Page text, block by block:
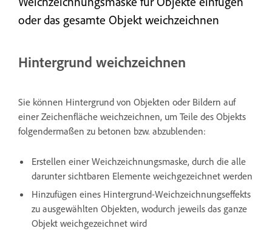
oder das gesamte Objekt weichzeichnen
Hintergrund weichzeichnen
Sie können Hintergrund von Objekten oder Bildern auf
einer Zeichenfläche weichzeichnen, um Teile des Objekts
folgendermaßen zu betonen bzw. abzublenden:
Erstellen einer Weichzeichnungsmaske, durch die alle
darunter sichtbaren Elemente weichgezeichnet werden
Hinzufügen eines Hintergrund-Weichzeichnungseffekts
zu ausgewählten Objekten, wodurch jeweils das ganze
Objekt weichgezeichnet wird